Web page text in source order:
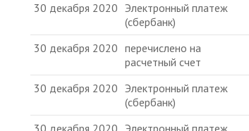
30 декабря 2020 Электронный платеж
(сбербанк)
30 декабря 2020 перечислено на
расчетный счет
30 декабря 2020 Электронный платеж
(сбербанк)
30 декабря 2020 Электронный платеж